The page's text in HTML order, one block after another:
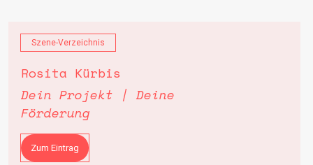
Szene-Verzeichnis
Rosita Kürbis
Dein Projekt | Deine
Förderung
Zum Eintrag